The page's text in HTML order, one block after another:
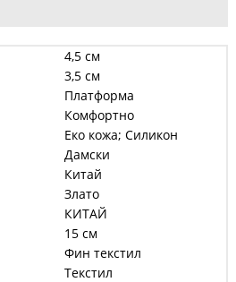
4,5 см
3,5 см
Платформа
Комфортно
Еко кожа; Силикон
Дамски
Китай
Злато
КИТАЙ
15 см
Фин текстил
Текстил